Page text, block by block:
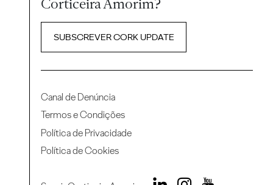
Corticeira Amorim?
SUBSCREVER CORK UPDATE
Canal de Denúncia
Termos e Condições
Política de Privacidade
Política de Cookies